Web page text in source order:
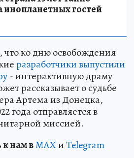
инопланетных гостей
что ко дню освобождения
разработчики выпустили
- интерактивную драму
рассказывает о судьбе
Артема из Донецка,
года отправляется в
миссией.
к нам вMAXиTelegram